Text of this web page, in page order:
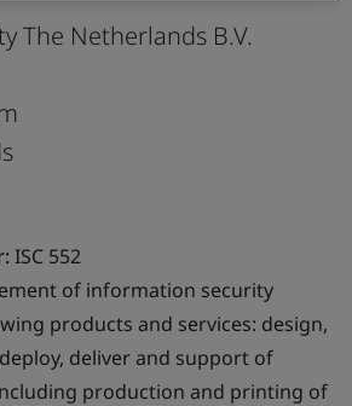
The Netherlands B.V.
ISC 552
of information security
products and services: design,
deliver and support of
production and printing of